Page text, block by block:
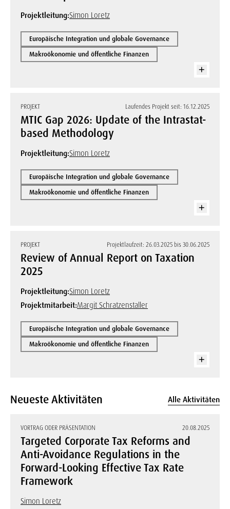
Projektleitung:Simon Loretz
Europäische Integration und globale Governance
Makroökonomie und öffentliche Finanzen
PROJEKT Laufendes Projekt seit: 16.12.2025
MTIC Gap 2026: Update of the Intrastat-
based Methodology
Projektleitung:Simon Loretz
Europäische Integration und globale Governance
Makroökonomie und öffentliche Finanzen
PROJEKT Projektlaufzeit: 26.03.2025 bis 30.06.2025
Review of Annual Report on Taxation
2025
Projektleitung:Simon Loretz
Projektmitarbeit:Margit Schratzenstaller
Europäische Integration und globale Governance
Makroökonomie und öffentliche Finanzen
Neueste Aktivitäten Alle Aktivitäten
VORTRAG ODER PRÄSENTATION 20.08.2025
Targeted Corporate Tax Reforms and
Anti-Avoidance Regulations in the
Forward-Looking Effective Tax Rate
Framework
Simon Loretz